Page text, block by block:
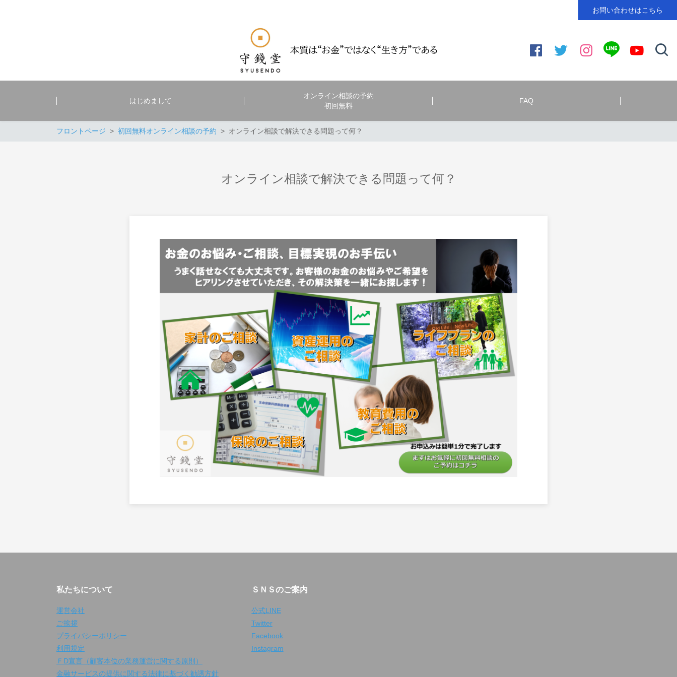
お問い合わせはこちら
はじめまして
オンライン相談の予約
初回無料
FAQ
フロントページ 初回無料オンライン相談の予約 オンライン相談で解決できる問題って何？
オンライン相談で解決できる問題って何？
私たちについて
運営会社
ご挨拶
プライバシーポリシー
利用規定
ＦD宣言（顧客本位の業務運営に関する原則）
金融サービスの提供に関する法律に基づく勧誘方針
ＳＮＳのご案内
公式LINE
Twitter
Facebook
Instagram